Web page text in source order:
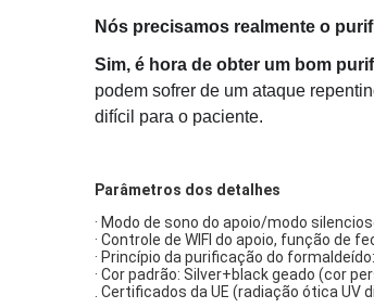
Nós precisamos realmente o
Sim, é hora de obter um bom
podem sofrer de um ataque
difícil para o paciente.
Parâmetros dos detalhes
· Modo de sono do apoio/modo
· Controle de WIFI do apoio, função de
· Princípio da purificação do
· Cor padrão: Silver+black geado (cor
. Certificados da UE (radiação ótica UV